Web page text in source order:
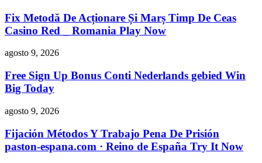
Fix Metodă De Acționare Și Marș Timp De Ceas
Casino Red _ Romania Play Now
agosto 9, 2026
Free Sign Up Bonus Conti Nederlands gebied Win
Big Today
agosto 9, 2026
Fijación Métodos Y Trabajo Pena De Prisión
paston-espana.com · Reino de España Try It Now